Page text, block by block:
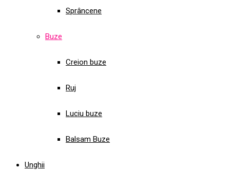
Sprâncene
Buze
Creion buze
Ruj
Luciu buze
Balsam Buze
Unghii